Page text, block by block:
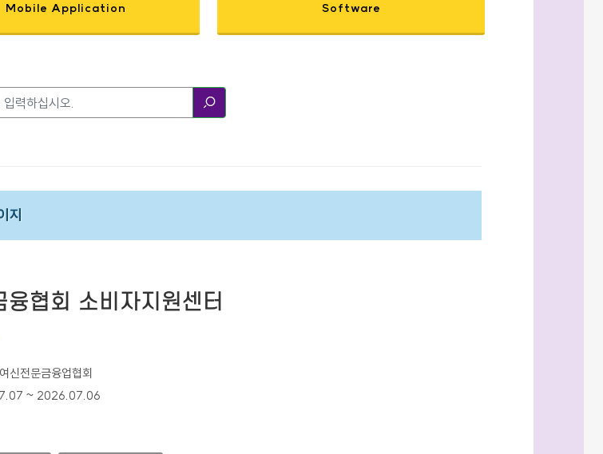
Mobile Application Software
지
융협회 소비자지원센터
신전문금융업협회
:
~ 2026.07.06